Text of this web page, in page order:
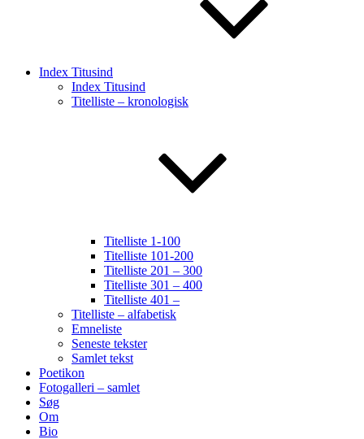
Index Titusind
Index Titusind
Titelliste – kronologisk
Titelliste 1-100
Titelliste 101-200
Titelliste 201 – 300
Titelliste 301 – 400
Titelliste 401 –
Titelliste – alfabetisk
Emneliste
Seneste tekster
Samlet tekst
Poetikon
Fotogalleri – samlet
Søg
Om
Bio